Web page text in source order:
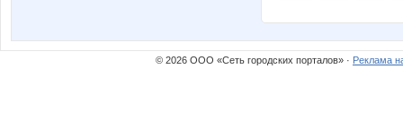
© 2026 ООО «Сеть городских порталов» · Реклама